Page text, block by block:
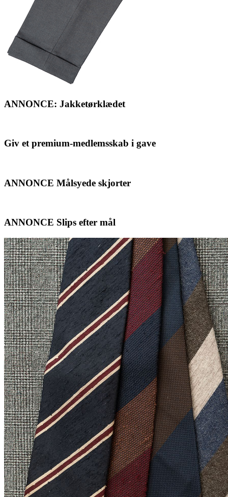
ANNONCE: Jakketørklædet
Giv et premium-medlemsskab i gave
ANNONCE Målsyede skjorter
ANNONCE Slips efter mål